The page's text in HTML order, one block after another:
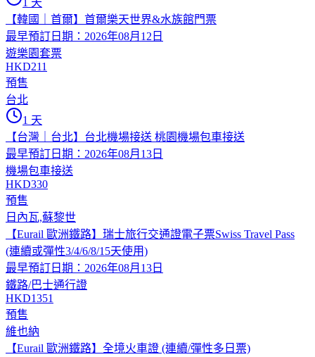
【韓國｜首爾】首爾樂天世界&水族館門票
最早預訂日期：2026年08月12日
遊樂園套票
HKD211
預售
台北
1 天
【台灣｜台北】台北機場接送 桃園機場包車接送
最早預訂日期：2026年08月13日
機場包車接送
HKD330
預售
日內瓦,蘇黎世
【Eurail 歐洲鐵路】瑞士旅行交通證電子票Swiss Travel Pass
(連續或彈性3/4/6/8/15天使用)
最早預訂日期：2026年08月13日
鐵路/巴士通行證
HKD1351
預售
維也納
【Eurail 歐洲鐵路】全境火車證 (連續/彈性多日票)